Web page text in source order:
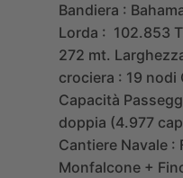
Bandiera :
Lorda : 102.853
272 mt.
crociera : 19 nodi
Capacità
doppia (4.977
Cantiere Navale :
Monfalcone +